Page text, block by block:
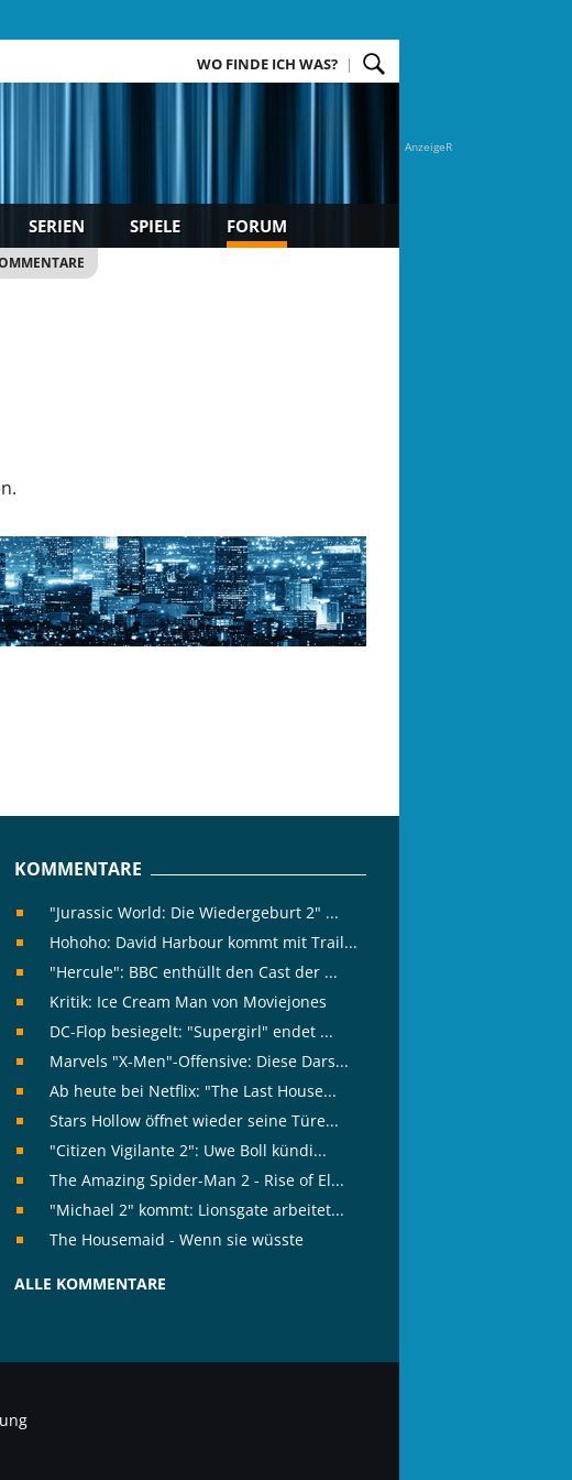
AnzeigeR
WO FINDE ICH WAS?
SERIEN SPIELE FORUM
KOMMENTARE
"Jurassic World: Die Wiedergeburt 2" ...
Hohoho: David Harbour kommt mit Trail...
"Hercule": BBC enthüllt den Cast der ...
Kritik: Ice Cream Man von Moviejones
DC-Flop besiegelt: "Supergirl" endet ...
Marvels "X-Men"-Offensive: Diese Dars...
Ab heute bei Netflix: "The Last House...
Stars Hollow öffnet wieder seine Türe...
"Citizen Vigilante 2": Uwe Boll kündi...
The Amazing Spider-Man 2 - Rise of El...
"Michael 2" kommt: Lionsgate arbeitet...
The Housemaid - Wenn sie wüsste
ALLE KOMMENTARE